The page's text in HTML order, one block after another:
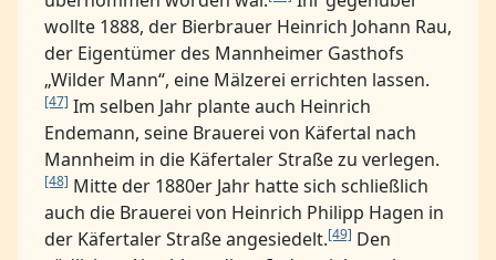
wollte 1888, der Bierbrauer Heinrich Johann Rau,
der Eigentümer des Mannheimer Gasthofs
„Wilder Mann“, eine Mälzerei errichten lassen.
[47] Im selben Jahr plante auch Heinrich
Endemann, seine Brauerei von Käfertal nach
Mannheim in die Käfertaler Straße zu verlegen.
[48] Mitte der 1880er Jahr hatte sich schließlich
auch die Brauerei von Heinrich Philipp Hagen in
der Käfertaler Straße angesiedelt.[49] Den